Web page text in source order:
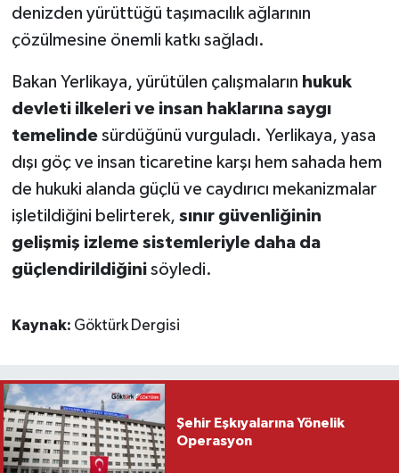
denizden yürüttüğü taşımacılık ağlarının
çözülmesine önemli katkı sağladı.
Bakan Yerlikaya, yürütülen çalışmaların hukuk
devleti ilkeleri ve insan haklarına saygı
temelindesürdüğünü vurguladı. Yerlikaya, yasa
dışı göç ve insan ticaretine karşı hem sahada hem
de hukuki alanda güçlü ve caydırıcı mekanizmalar
işletildiğini belirterek, sınır güvenliğinin
gelişmiş izleme sistemleriyle daha da
güçlendirildiğinisöyledi.
Kaynak: Göktürk Dergisi
Şehir Eşkıyalarına Yönelik
Operasyon